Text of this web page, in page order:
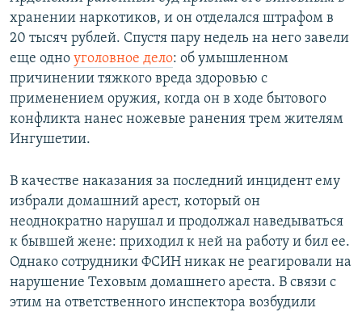
хранении наркотиков, и он отделался штрафом в
20 тысяч рублей. Спустя пару недель на него завели
еще одно уголовное дело: об умышленном
причинении тяжкого вреда здоровью с
применением оружия, когда он в ходе бытового
конфликта нанес ножевые ранения трем жителям
Ингушетии.
В качестве наказания за последний инцидент ему
избрали домашний арест, который он
неоднократно нарушал и продолжал наведываться
к бывшей жене: приходил к ней на работу и бил ее.
Однако сотрудники ФСИН никак не реагировали на
нарушение Теховым домашнего ареста. В связи с
этим на ответственного инспектора возбудили